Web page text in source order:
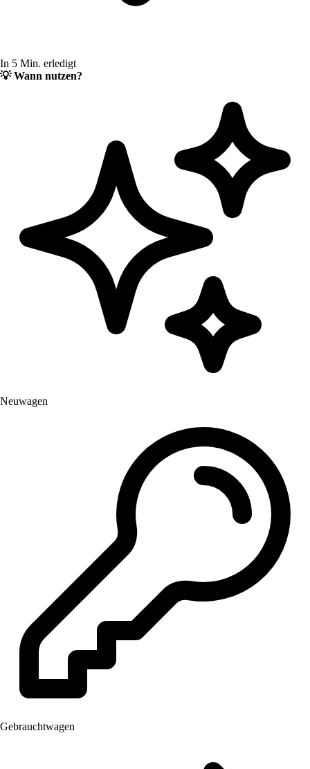
In 5 Min. erledigt
💡Wann nutzen?
Neuwagen
Gebrauchtwagen